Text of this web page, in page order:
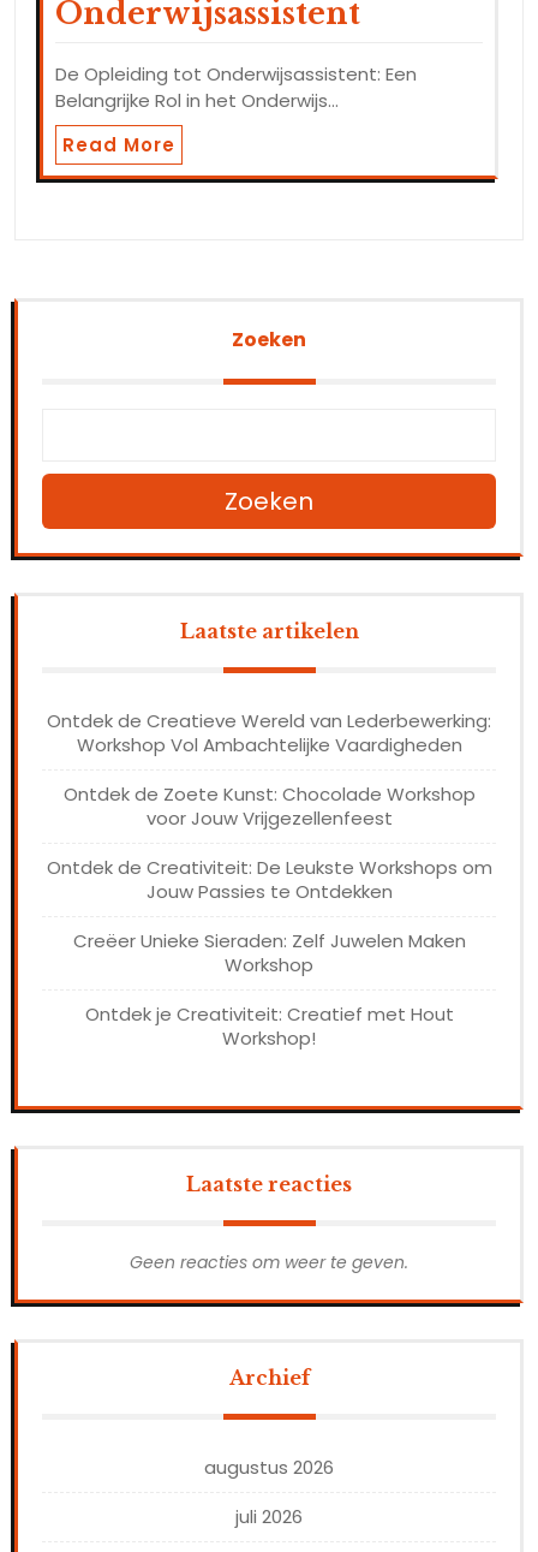
Onderwijsassistent
De Opleiding tot Onderwijsassistent: Een
Belangrijke Rol in het Onderwijs…
Read More
Zoeken
Zoeken
Laatste artikelen
Ontdek de Creatieve Wereld van Lederbewerking:
Workshop Vol Ambachtelijke Vaardigheden
Ontdek de Zoete Kunst: Chocolade Workshop
voor Jouw Vrijgezellenfeest
Ontdek de Creativiteit: De Leukste Workshops om
Jouw Passies te Ontdekken
Creëer Unieke Sieraden: Zelf Juwelen Maken
Workshop
Ontdek je Creativiteit: Creatief met Hout
Workshop!
Laatste reacties
Geen reacties om weer te geven.
Archief
augustus 2026
juli 2026